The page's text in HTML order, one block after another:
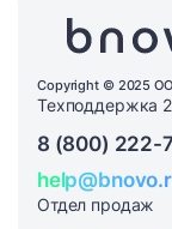
Copyright © 2025
Техподдержка
8 (800) 222-
Отдел продаж